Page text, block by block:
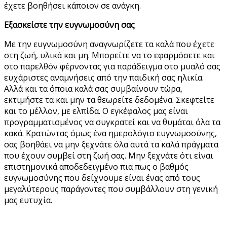
έχετε βοηθήσει κάποιον σε ανάγκη.
Εξασκείστε την ευγνωμοσύνη σας
Με την ευγνωμοσύνη αναγνωρίζετε τα καλά που έχετε
στη ζωή, υλικά και μη. Μπορείτε να το εφαρμόσετε και
στο παρελθόν φέρνοντας για παράδειγμα στο μυαλό σας
ευχάριστες αναμνήσεις από την παιδική σας ηλικία.
Αλλά και τα όποια καλά σας συμβαίνουν τώρα,
εκτιμήστε τα και μην τα θεωρείτε δεδομένα. Σκεφτείτε
και το μέλλον, με ελπίδα. Ο εγκέφαλος μας είναι
προγραμματισμένος να συγκρατεί και να θυμάται όλα τα
κακά. Κρατώντας όμως ένα ημερολόγιο ευγνωμοσύνης,
σας βοηθάει να μην ξεχνάτε όλα αυτά τα καλά πράγματα
που έχουν συμβεί στη ζωή σας. Μην ξεχνάτε ότι είναι
επιστημονικά αποδεδειγμένο πια πως ο βαθμός
ευγνωμοσύνης που δείχνουμε είναι ένας από τους
μεγαλύτερους παράγοντες που συμβάλλουν στη γενική
μας ευτυχία.